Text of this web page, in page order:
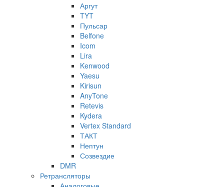
Аргут
TYT
Пульсар
Belfone
Icom
Lira
Kenwood
Yaesu
Kirisun
AnyTone
Retevis
Kydera
Vertex Standard
ТАКТ
Нептун
Созвездие
DMR
Ретрансляторы